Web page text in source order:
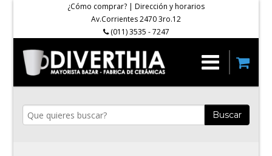
¿Cómo comprar? | Dirección y horarios
Av.Corrientes 2470 3ro.12
(011) 3535 - 7247
Buscar